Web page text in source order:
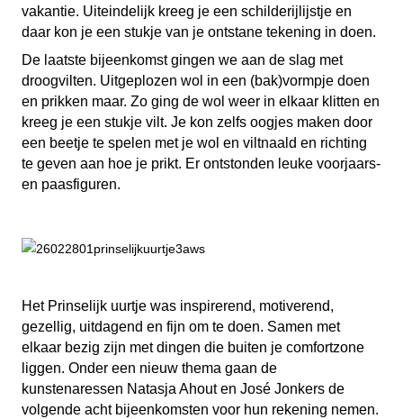
vakantie. Uiteindelijk kreeg je een schilderijlijstje en
daar kon je een stukje van je ontstane tekening in doen.
De laatste bijeenkomst gingen we aan de slag met
droogvilten. Uitgeplozen wol in een (bak)vormpje doen
en prikken maar. Zo ging de wol weer in elkaar klitten en
kreeg je een stukje vilt. Je kon zelfs oogjes maken door
een beetje te spelen met je wol en viltnaald en richting
te geven aan hoe je prikt. Er ontstonden leuke voorjaars-
en paasfiguren.
Het Prinselijk uurtje was inspirerend, motiverend,
gezellig, uitdagend en fijn om te doen. Samen met
elkaar bezig zijn met dingen die buiten je comfortzone
liggen. Onder een nieuw thema gaan de
kunstenaressen Natasja Ahout en José Jonkers de
volgende acht bijeenkomsten voor hun rekening nemen.